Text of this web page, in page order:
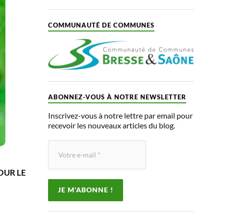
LE
COMMUNAUTÉ DE COMMUNES
ABONNEZ-VOUS À NOTRE NEWSLETTER
Inscrivez-vous à notre lettre par email pour
recevoir les nouveaux articles du blog.